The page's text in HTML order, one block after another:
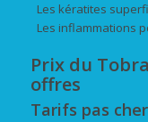
Les kératites
Les inflammations
Prix du
offres
Tarifs pas cher